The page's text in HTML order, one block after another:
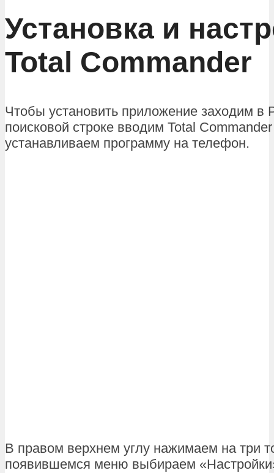
Установка и
Total Commander
Чтобы установить приложение заходим в
поисковой строке вводим Total
устанавливаем программу на телефон.
В правом верхнем углу нажимаем на три
появившемся меню выбираем